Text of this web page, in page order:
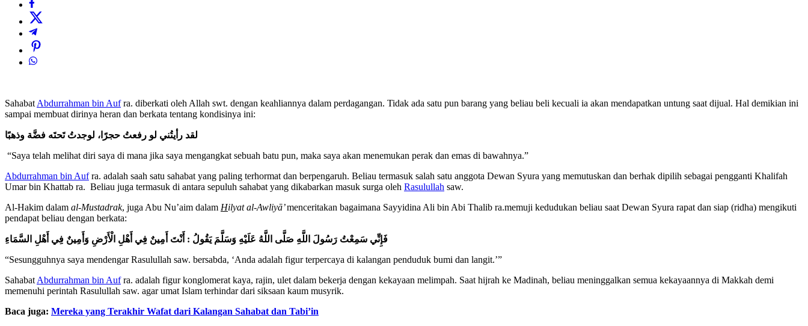
Sahabat Abdurrahman bin Aufra. diberkati oleh Allah swt. dengan keahliannya dalam perdagangan. Tidak ada satu pun barang yang beliau beli kecuali ia akan mendapatkan untung saat dijual. Hal demikian ini
sampai membuat dirinya heran dan berkata tentang kondisinya ini:
لقد رأيتُني لو رفعتُ حجرًا، لوجدتُ تَحتَه فضَّة وذهبًا
“Saya telah melihat diri saya di mana jika saya mengangkat sebuah batu pun, maka saya akan menemukan perak dan emas di bawahnya.”
Abdurrahman bin Aufra. adalah saah satu sahabat yang paling terhormat dan berpengaruh. Beliau termasuk salah satu anggota Dewan Syura yang memutuskan dan berhak dipilih sebagai pengganti Khalifah
Umar bin Khattab ra. Beliau juga termasuk di antara sepuluh sahabat yang dikabarkan masuk surga oleh Rasulullah saw.
Al-Hakim dalam al-Mustadrak, juga Abu Nu’aim dalam Hilyat al-Awliyā’menceritakan bagaimana Sayyidina Ali bin Abi Thalib ra.memuji kedudukan beliau saat Dewan Syura rapat dan siap (ridha) mengikuti
pendapat beliau dengan berkata:
فَإِنِّي سَمِعْتُ رَسُولَ اللَّهِ صَلَّى اللَّهُ عَلَيْهِ وَسَلَّمَ يَقُولُ : أَنْتَ أَمِينٌ فِي أَهْلِ الْأَرْضِ وَأَمِينٌ فِي أَهْلِ السَّمَاءِ
“Sesungguhnya saya mendengar Rasulullah saw. bersabda, ‘Anda adalah figur terpercaya di kalangan penduduk bumi dan langit.’”
Sahabat Abdurrahman bin Aufra. adalah figur konglomerat kaya, rajin, ulet dalam bekerja dengan kekayaan melimpah. Saat hijrah ke Madinah, beliau meninggalkan semua kekayaannya di Makkah demi
memenuhi perintah Rasulullah saw. agar umat Islam terhindar dari siksaan kaum musyrik.
Baca juga: Mereka yang Terakhir Wafat dari Kalangan Sahabat dan Tabi’in